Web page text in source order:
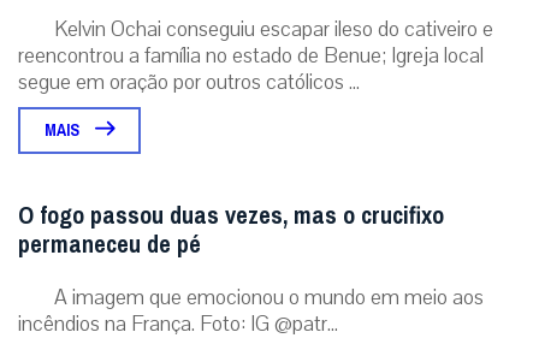
Kelvin Ochai conseguiu escapar ileso do cativeiro e
reencontrou a família no estado de Benue; Igreja local
segue em oração por outros católicos ...
MAIS
O fogo passou duas vezes, mas o crucifixo
permaneceu de pé
A imagem que emocionou o mundo em meio aos
incêndios na França. Foto: IG @patr...